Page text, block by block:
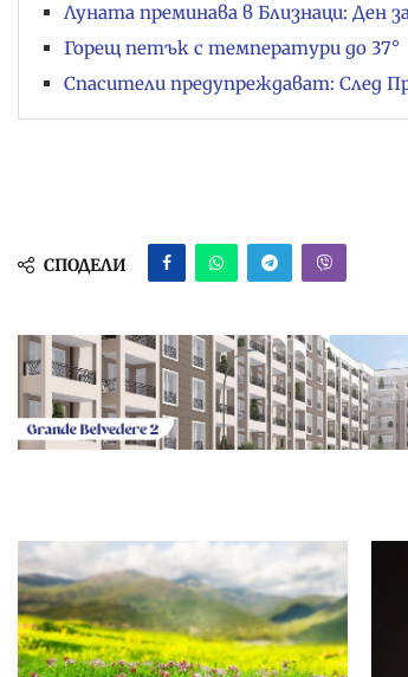
Луната преминава в Близнаци: Ден
Горещ петък с температури до 37°
Спасители предупреждават: След
СПОДЕЛИ